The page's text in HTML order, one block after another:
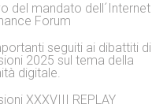
del mandato dell´Internet
Forum
seguiti ai dibattiti di
2025 sul tema della
digitale.
XXXVIII REPLAY